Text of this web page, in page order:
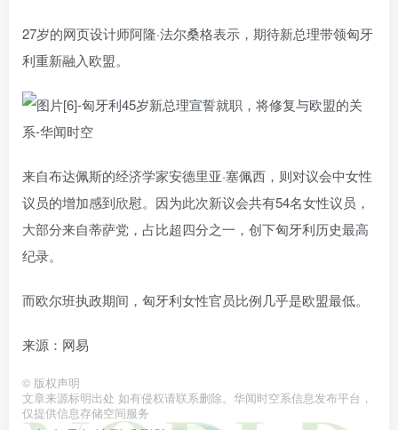
27岁的网页设计师阿隆·法尔桑格表示，期待新总理带领匈牙
利重新融入欧盟。
来自布达佩斯的经济学家安德里亚·塞佩西，则对议会中女性
议员的增加感到欣慰。因为此次新议会共有54名女性议员，
大部分来自蒂萨党，占比超四分之一，创下匈牙利历史最高
纪录。
而欧尔班执政期间，匈牙利女性官员比例几乎是欧盟最低。
来源：网易
© 版权声明
文章来源标明出处 如有侵权请联系删除。华闻时空系信息发布平台，
仅提供信息存储空间服务